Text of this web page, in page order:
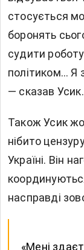
стосується
боронять
судити
політиком… Я
— сказав Усик.
Також Усик
нібито
Україні. Він
насправді
«Мені